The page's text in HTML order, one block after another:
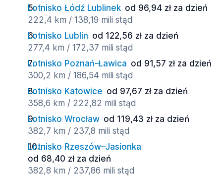
Lotnisko Łódź Lublinek od 96,94 zł za dzień
222,4 km / 138,19 mili stąd
Lotnisko Lublin od 122,56 zł za dzień
277,4 km / 172,37 mili stąd
Lotnisko Poznań-Ławica od 91,57 zł za dzień
300,2 km / 186,54 mili stąd
Lotnisko Katowice od 97,67 zł za dzień
358,6 km / 222,82 mili stąd
Lotnisko Wrocław od 119,43 zł za dzień
382,7 km / 237,8 mili stąd
Lotnisko Rzeszów–Jasionka
od 68,40 zł za dzień
382,8 km / 237,86 mili stąd